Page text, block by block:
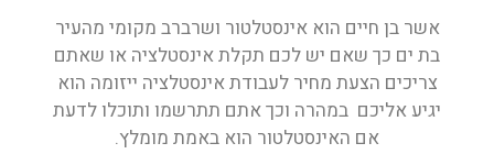
אשר בן חיים הוא אינסטלטור ושרברב מקומי מהעיר
בת ים כך שאם יש לכם תקלת אינסטלציה או שאתם
צריכים הצעת מחיר לעבודת אינסטלציה ייזומה הוא
יגיע אליכם במהרה וכך אתם תתרשמו ותוכלו לדעת
אם האינסטלטור הוא באמת מומלץ.